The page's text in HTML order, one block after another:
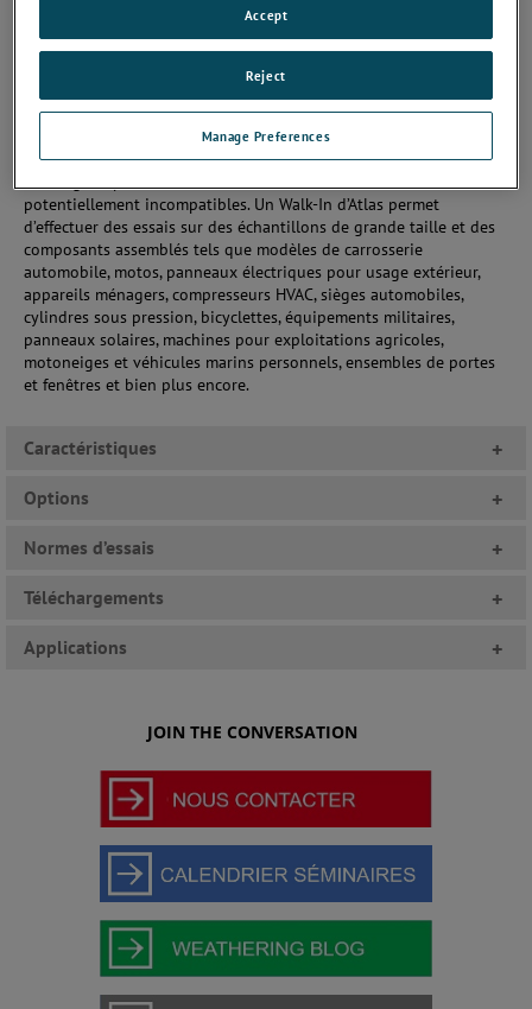
La série SF Walk-In propose des enceintes traditionnelles à
brouillard salin (pulvérisé) et contrôle d’humidité robustes et
fiables. En outre, lorsqu’elles sont configurées correctement, elles
peuvent effectuer des essais de base secs/humides cycliques et
des essais de condensation de l’humidité. Ces appareils sont
Les essais effectués sur les composants assemblés sont
potentiellement incompatibles. Un Walk-In d’Atlas permet
d’effectuer des essais sur des échantillons de grande taille et des
composants assemblés tels que modèles de carrosserie
automobile, motos, panneaux électriques pour usage extérieur,
appareils ménagers, compresseurs HVAC, sièges automobiles,
cylindres sous pression, bicyclettes, équipements militaires,
panneaux solaires, machines pour exploitations agricoles,
motoneiges et véhicules marins personnels, ensembles de portes
et fenêtres et bien plus encore.
Caractéristiques +
Options +
Normes d’essais +
Téléchargements +
Applications +
JOIN THE CONVERSATION
Manage Preferences
Reject
Accept